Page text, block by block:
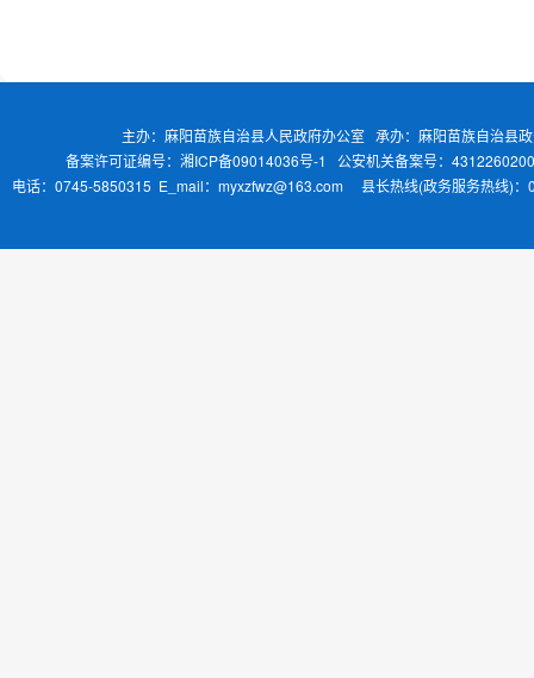
主办：麻阳苗族自治县人民政府办公室 承办：麻阳苗族自治县
备案许可证编号：湘ICP备09014036号-1
公安机关备案号：
电话：0745-5850315 E_mail：myxzfwz@163.com 县长热线(政务服务热线)